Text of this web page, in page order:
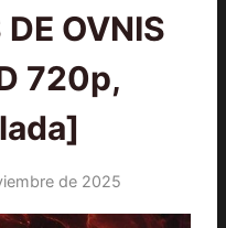
OVNIS
720p,
de 2025